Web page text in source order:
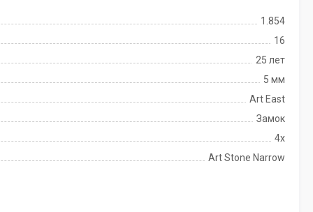
1.854
16
25 лет
5 мм
Art East
Замок
4x
Art Stone Narrow